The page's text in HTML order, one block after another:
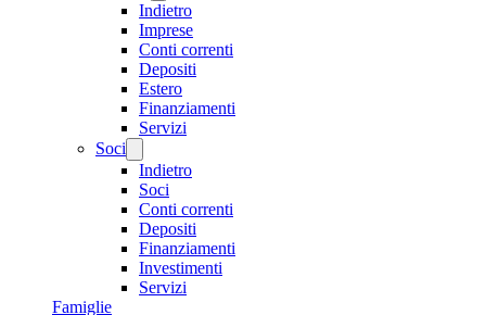
Indietro
Imprese
Conti correnti
Depositi
Estero
Finanziamenti
Servizi
Soci
Indietro
Soci
Conti correnti
Depositi
Finanziamenti
Investimenti
Servizi
Famiglie